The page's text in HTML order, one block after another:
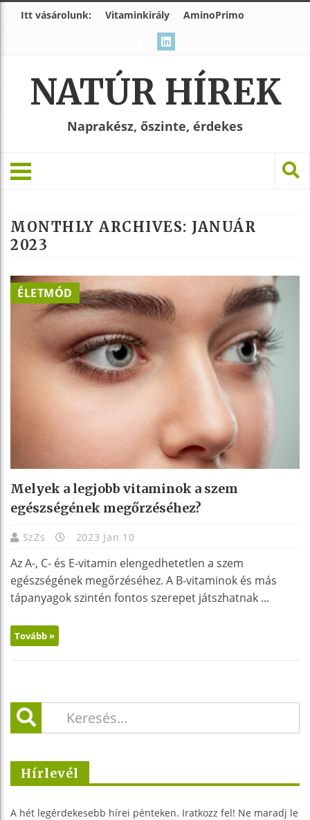
Itt vásárolunk: Vitaminkirály AminoPrimo
NATÚR HÍREK
Naprakész, őszinte, érdekes
MONTHLY ARCHIVES: JANUÁR
2023
ÉLETMÓD
Melyek a legjobb vitaminok a szem
egészségének megőrzéséhez?
SzZs 2023 Jan 10
Az A-, C- és E-vitamin elengedhetetlen a szem
egészségének megőrzéséhez. A B-vitaminok és más
tápanyagok szintén fontos szerepet játszhatnak ...
Tovább »
Hírlevél
A hét legérdekesebb hírei pénteken. Iratkozz fel! Ne maradj le